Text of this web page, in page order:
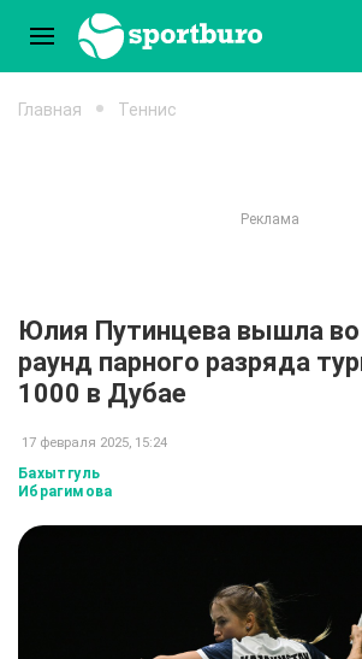
Главная Теннис
Юлия Путинцева вышла во
раунд парного разряда
1000 в Дубае
17 февраля 2025, 15:24
Бахытгуль
Ибрагимова